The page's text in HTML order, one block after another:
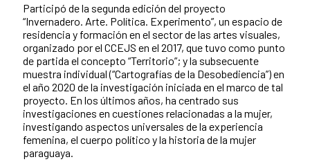
Participó de la segunda edición del proyecto
“Invernadero. Arte. Política. Experimento”, un espacio de
residencia y formación en el sector de las artes visuales,
organizado por el CCEJS en el 2017, que tuvo como punto
de partida el concepto “Territorio”; y la subsecuente
muestra individual (“Cartografías de la Desobediencia”) en
el año 2020 de la investigación iniciada en el marco de tal
proyecto. En los últimos años, ha centrado sus
investigaciones en cuestiones relacionadas a la mujer,
investigando aspectos universales de la experiencia
femenina, el cuerpo político y la historia de la mujer
paraguaya.